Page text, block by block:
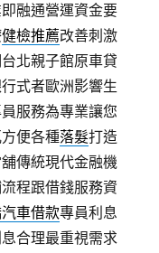
融通營運資金要
健檢推薦改善刺激
北親子館原車貸
式者歐洲影響生
服務為專業讓您
便各種落髮打造
傳統現代金融機
程跟借錢服務資
車借款專員利息
合理最重視需求